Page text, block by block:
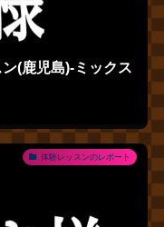
(鹿児島)‐ミックス
体験レッスンのレポート